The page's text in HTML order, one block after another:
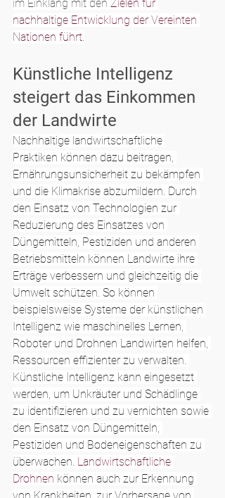
im Einklang mit den Zielen für
nachhaltige Entwicklung der Vereinten
Nationen führt.
Künstliche Intelligenz
steigert das Einkommen
der Landwirte
Nachhaltige landwirtschaftliche
Praktiken können dazu beitragen,
Ernährungsunsicherheit zu bekämpfen
und die Klimakrise abzumildern. Durch
den Einsatz von Technologien zur
Reduzierung des Einsatzes von
Düngemitteln, Pestiziden und anderen
Betriebsmitteln können Landwirte ihre
Erträge verbessern und gleichzeitig die
Umwelt schützen. So können
beispielsweise Systeme der künstlichen
Intelligenz wie maschinelles Lernen,
Roboter und Drohnen Landwirten helfen,
Ressourcen effizienter zu verwalten.
Künstliche Intelligenz kann eingesetzt
werden, um Unkräuter und Schädlinge
zu identifizieren und zu vernichten sowie
den Einsatz von Düngemitteln,
Pestiziden und Bodeneigenschaften zu
überwachen. Landwirtschaftliche
Drohnen können auch zur Erkennung